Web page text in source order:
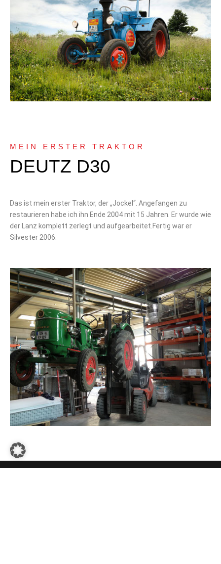
MEIN ERSTER TRAKTOR
DEUTZ D30
Das ist mein erster Traktor, der „Jockel“. Angefangen zu
restaurieren habe ich ihn Ende 2004 mit 15 Jahren. Er wurde wie
der Lanz komplett zerlegt und aufgearbeitet.Fertig war er
Silvester 2006.